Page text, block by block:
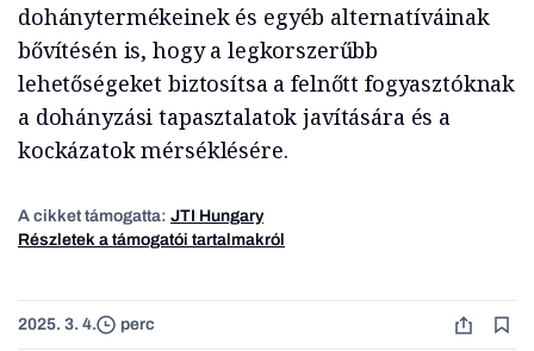
dohánytermékeinek és egyéb alternatíváinak
bővítésén is, hogy a legkorszerűbb
lehetőségeket biztosítsa a felnőtt fogyasztóknak
a dohányzási tapasztalatok javítására és a
kockázatok mérséklésére.
A cikket támogatta: JTI Hungary
Részletek a támogatói tartalmakról
2025. 3. 4. perc